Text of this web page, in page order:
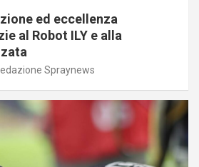
ed eccellenza
al Robot ILY e alla
Spraynews